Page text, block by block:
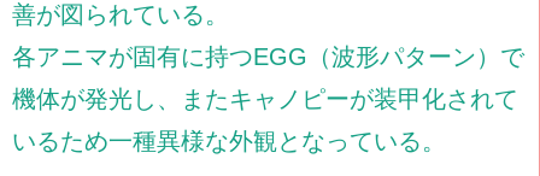
善が図られている。
各アニマが固有に持つEGG（波形パターン）で
機体が発光し、またキャノピーが装甲化されて
いるため一種異様な外観となっている。